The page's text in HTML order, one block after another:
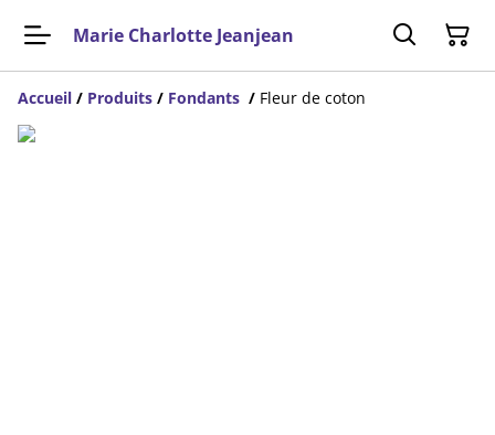
Marie Charlotte Jeanjean
Accueil / Produits / Fondants / Fleur de coton